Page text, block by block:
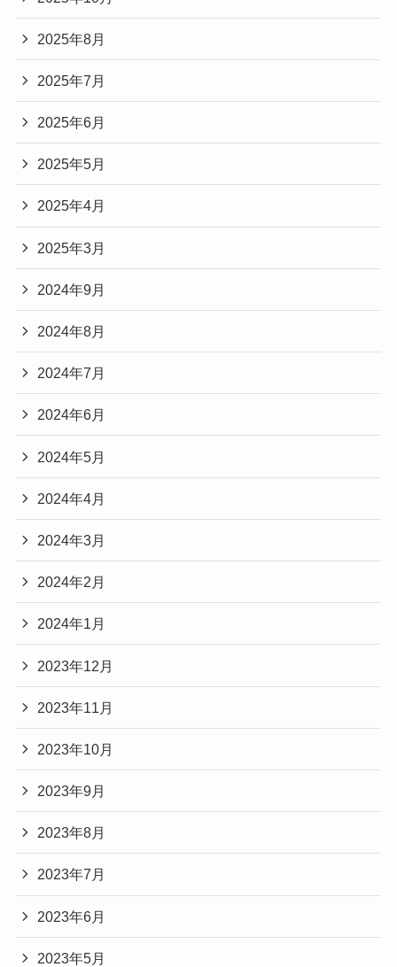
2025年8月
2025年7月
2025年6月
2025年5月
2025年4月
2025年3月
2024年9月
2024年8月
2024年7月
2024年6月
2024年5月
2024年4月
2024年3月
2024年2月
2024年1月
2023年12月
2023年11月
2023年10月
2023年9月
2023年8月
2023年7月
2023年6月
2023年5月